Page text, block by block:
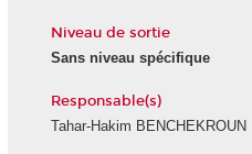
Niveau de sortie
Sans niveau spécifique
Responsable(s)
Tahar-Hakim BENCHEKROUN